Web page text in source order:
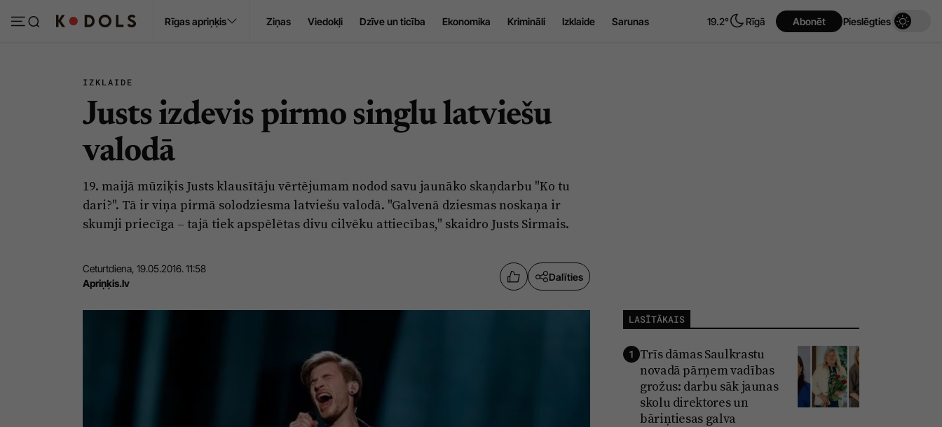
Rīgas apriņķis Ziņas Viedokļi Dzīve un ticība Ekonomika Krimināli Izklaide Sarunas 19.2° Rīgā Abonēt Pieslēgties
IZKLAIDE
Justs izdevis pirmo singlu latviešu
valodā
19. maijā mūziķis Justs klausītāju vērtējumam nodod savu jaunāko skaņdarbu "Ko tu
dari?". Tā ir viņa pirmā solodziesma latviešu valodā. "Galvenā dziesmas noskaņa ir
skumji priecīga – tajā tiek apspēlētas divu cilvēku attiecības," skaidro Justs Sirmais.
Ceturtdiena, 19.05.2016. 11:58
Apriņķis.lv
Dalīties
LASĪTĀKAIS
1 Trīs dāmas Saulkrastu
novadā pārņem vadības
grožus: darbu sāk jaunas
skolu direktores un
bāriņtiesas galva